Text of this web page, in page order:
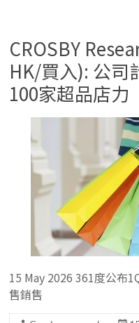
CROSBY
HK/買入): 公司
100家超品店力
15 May 2026 361度公布
售銷售